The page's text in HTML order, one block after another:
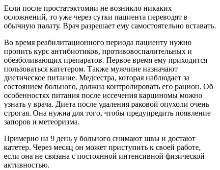
Если после простатэктомии не возникло никаких
осложнений, то уже через сутки пациента переводят в
обычную палату. Врач разрешает ему самостоятельно вставать.
Во время реабилитационного периода пациенту нужно
пропить курс антибиотиков, противовоспалительных и
обезболивающих препаратов. Первое время ему приходится
пользоваться катетером. Также мужчине назначают
диетическое питание. Медсестра, которая наблюдает за
состоянием больного, должна контролировать его рацион. Об
особенностях питания после иссечения карциномы можно
узнать у врача. Диета после удаления раковой опухоли очень
строгая. Она нужна для того, чтобы предупредить появление
запоров и метеоризма.
Примерно на 9 день у больного снимают швы и достают
катетер. Через месяц он может приступить к своей работе,
если она не связана с постоянной интенсивной физической
активностью.